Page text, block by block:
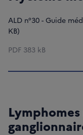
ALD n°30 - Guide
KB)
PDF 383 kB